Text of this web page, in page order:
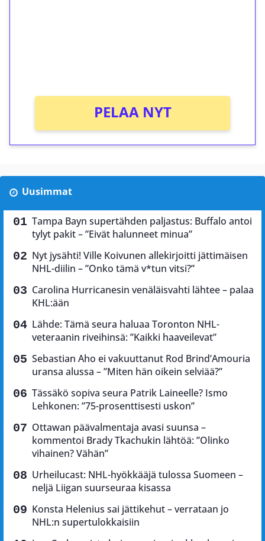
PELAA NYT
Uusimmat
Tampa Bayn supertähden paljastus: Buffalo antoi
tylyt pakit – ”Eivät halunneet minua”
Nyt jysähti! Ville Koivunen allekirjoitti jättimäisen
NHL-diilin – ”Onko tämä v*tun vitsi?”
Carolina Hurricanesin venäläisvahti lähtee – palaa
KHL:ään
Lähde: Tämä seura haluaa Toronton NHL-
veteraanin riveihinsä: ”Kaikki haaveilevat”
Sebastian Aho ei vakuuttanut Rod Brind’Amouria
uransa alussa – ”Miten hän oikein selviää?”
Tässäkö sopiva seura Patrik Laineelle? Ismo
Lehkonen: ”75-prosenttisesti uskon”
Ottawan päävalmentaja avasi suunsa –
kommentoi Brady Tkachukin lähtöä: ”Olinko
vihainen? Vähän”
Urheilucast: NHL-hyökkääjä tulossa Suomeen –
neljä Liigan suurseuraa kisassa
Konsta Helenius sai jättikehut – verrataan jo
NHL:n supertulokkaisiin